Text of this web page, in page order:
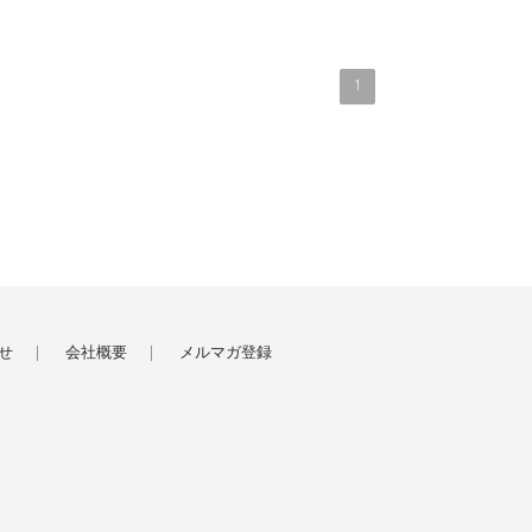
1
会社概要 メルマガ登録